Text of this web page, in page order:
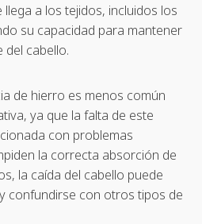
a los tejidos, incluidos los
su capacidad para mantener
del cabello.
de hierro es menos común
ya que la falta de este
con problemas
la correcta absorción de
la caída del cabello puede
confundirse con otros tipos de